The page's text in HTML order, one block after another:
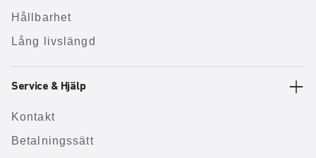
Hållbarhet
Lång livslängd
Service & Hjälp
Kontakt
Betalningssätt